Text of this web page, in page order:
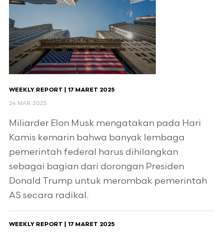
WEEKLY REPORT | 17 MARET 2025
24 MAR 2025
Miliarder Elon Musk mengatakan pada Hari
Kamis kemarin bahwa banyak lembaga
pemerintah federal harus dihilangkan
sebagai bagian dari dorongan Presiden
Donald Trump untuk merombak pemerintah
AS secara radikal.
WEEKLY REPORT | 17 MARET 2025